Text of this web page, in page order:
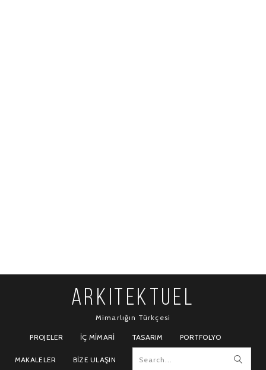
ARKITEKTUEL
Mimarlığın Türkçesi
PROJELER İÇ MIMARI TASARIM PORTFOLYO
MAKALELER BIZE ULAŞIN